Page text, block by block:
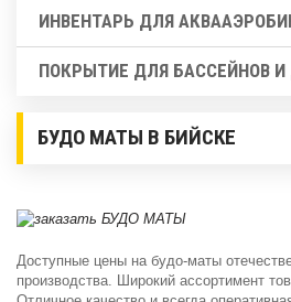
ИНВЕНТАРЬ ДЛЯ
ПОКРЫТИЕ ДЛЯ БАССЕЙНОВ
БУДО МАТЫ В БИЙСКЕ
Доступные цены на будо-маты
производства. Широкий ассортимент